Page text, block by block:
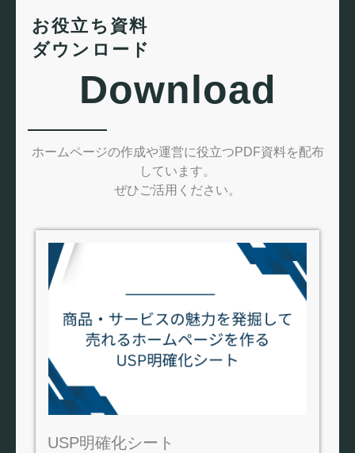
お役立ち資料
ダウンロード
Download
ホームページの作成や運営に役立つPDF資料を配布
しています。
ぜひご活用ください。
USP明確化シート